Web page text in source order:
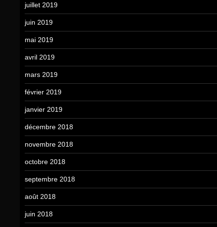
juillet 2019
juin 2019
mai 2019
avril 2019
mars 2019
février 2019
janvier 2019
décembre 2018
novembre 2018
octobre 2018
septembre 2018
août 2018
juin 2018